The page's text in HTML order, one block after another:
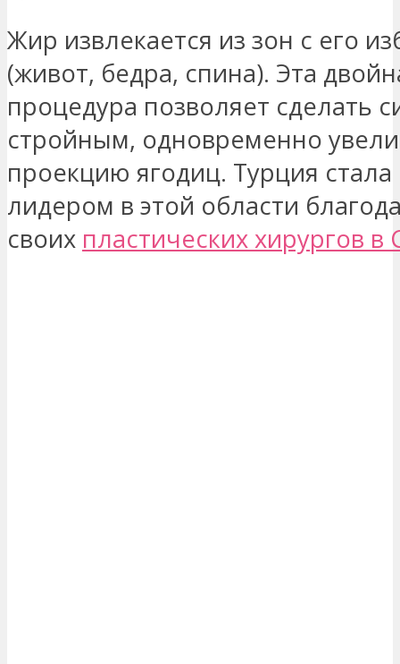
Жир извлекается из зон с его
(живот, бедра, спина). Эта
процедура позволяет сделать
стройным, одновременно
проекцию ягодиц. Турция
лидером в этой области
своих пластических хирургов в